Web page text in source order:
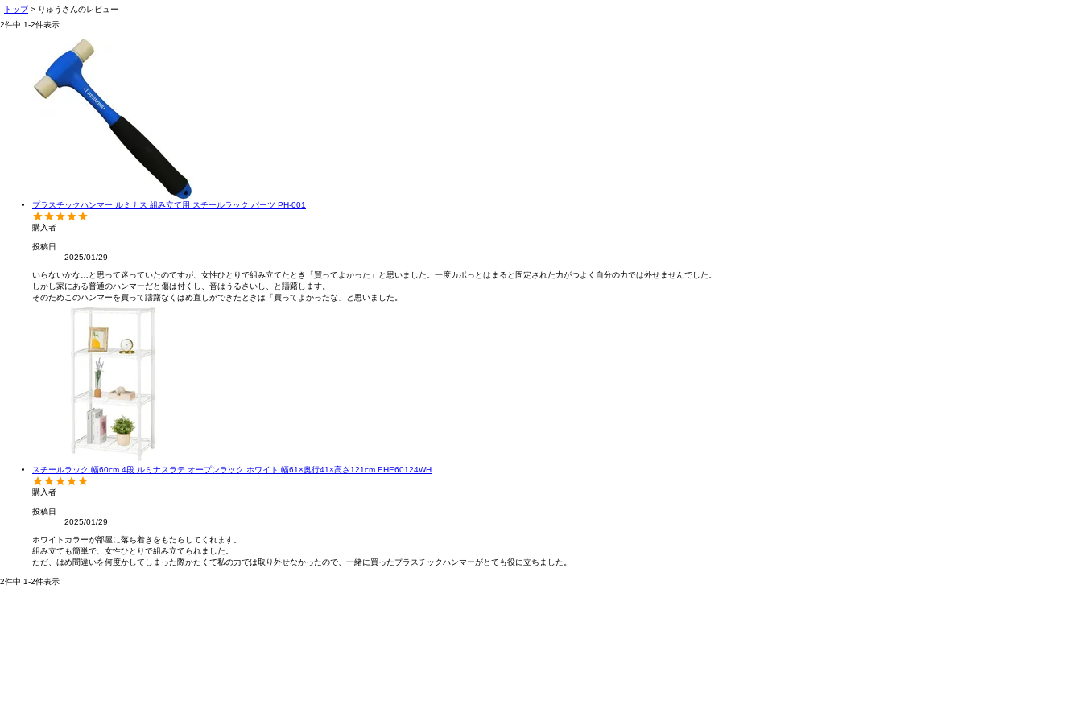
トップ
りゅうさんのレビュー
2件中 1-2件表示
プラスチックハンマー ルミナス 組み立て用 スチールラック パーツ PH-001
購入者
投稿日
2025/01/29
いらないかな…と思って迷っていたのですが、女性ひとりで組み立てたとき「買ってよかった」と思いました。一度カポっとはまると固定された力がつよく自分の力では外せませんでした。
しかし家にある普通のハンマーだと傷は付くし、音はうるさいし、と躊躇します。
そのためこのハンマーを買って躊躇なくはめ直しができたときは「買ってよかったな」と思いました。
スチールラック 幅60cm 4段 ルミナスラテ オープンラック ホワイト 幅61×奥行41×高さ121cm EHE60124WH
購入者
投稿日
2025/01/29
ホワイトカラーが部屋に落ち着きをもたらしてくれます。
組み立ても簡単で、女性ひとりで組み立てられました。
ただ、はめ間違いを何度かしてしまった際かたくて私の力では取り外せなかったので、一緒に買ったプラスチックハンマーがとても役に立ちました。
2件中 1-2件表示